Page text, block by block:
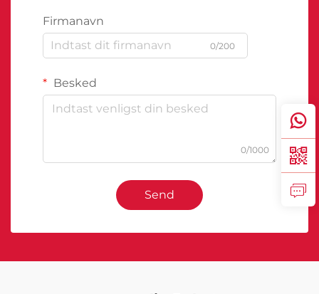
Firmanavn
0/200
Besked
0/1000
Send